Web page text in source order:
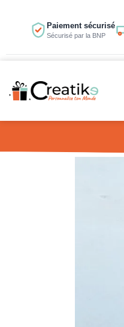
contenu
Paiement sécurisé
Sécurisé par la BNP